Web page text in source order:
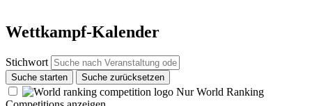
Wettkampf-Kalender
Stichwort
Suche starten Suche zurücksetzen
Nur World Ranking